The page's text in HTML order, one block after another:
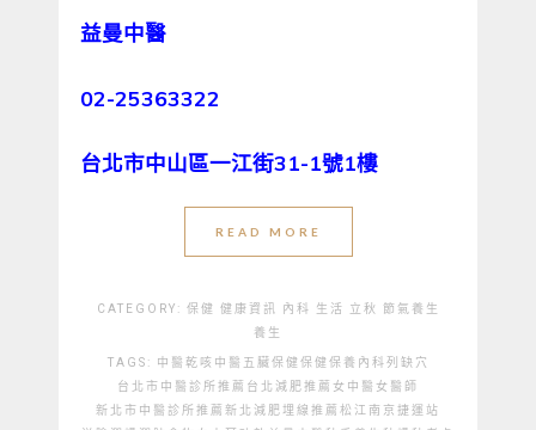
益曼中醫
02-25363322
台北市中山區一江街31-1號1樓
READ MORE
CATEGORY: 保健 健康資訊 內科 生活 立秋
節氣養生
養生
TAGS: 中醫 乾咳中醫 五臟保健保健保養 內科列缺穴
台北市中醫診所推薦 台北減肥推薦 女中醫 女醫師
新北市中醫診所推薦 新北減肥埋線推薦 松江南京捷運站